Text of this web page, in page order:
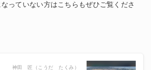
っていない方はこちらもぜひご覧くださ
神田 匠（こうだ たくみ）